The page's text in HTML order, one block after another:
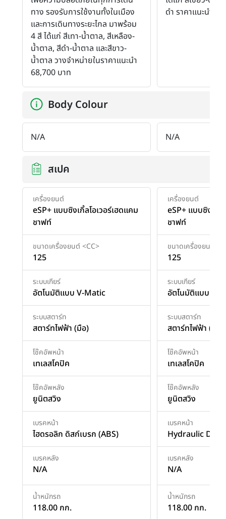
ทาง รองรับการใช้งานทั้งในเมือง
และการเดินทางระยะไกล มาพร้อม
4 สี ได้แก่ สีเทา-น้ำตาล, สีเหลือง-
น้ำตาล, สีดำ-น้ำตาล และสีขาว-
น้ำตาล วางจำหน่ายในราคาแนะนำ
68,700 บาท
ดำ ราคาแนะนำ
Body Colour
N/A N/A
สเปค
เครื่องยนต์
eSP+ แบบซิงเกิ้ลโอเวอร์เฮดแคม
ชาฟท์
ขนาดเครื่องยนต์ <CC>
125
ระบบเกียร์
อัตโนมัติแบบ V-Matic
ระบบสตาร์ท
สตาร์ทไฟฟ้า (มือ)
โช๊คอัพหน้า
เทเลสโคปิค
โช๊คอัพหลัง
ยูนิตสวิง
เบรคหน้า
ไฮดรอลิก ดิสก์เบรก (ABS)
เบรคหลัง
N/A
น้ำหนักรถ
118.00 กก.
เครื่องยนต์
eSP+ แบบซิงเกิ้ล
ชาฟท์
ขนาดเครื่องยนต์
125
ระบบเกียร์
อัตโนมัติแบบ V-
ระบบสตาร์ท
สตาร์ทไฟฟ้า (มือ)
โช๊คอัพหน้า
เทเลสโคปิค
โช๊คอัพหลัง
ยูนิตสวิง
เบรคหน้า
Hydraulic Disc
เบรคหลัง
N/A
น้ำหนักรถ
118.00 กก.